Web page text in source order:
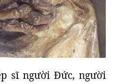
sĩ người Đức, người